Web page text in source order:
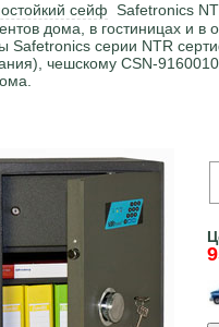
сейф Safetronics
дома, в гостиницах и в
Safetronics серии NTR
чешскому CSN-